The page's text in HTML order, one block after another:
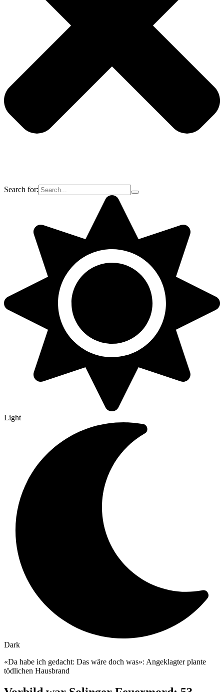
Search for:
Light
Dark
«Da habe ich gedacht: Das wäre doch was»: Angeklagter plante
tödlichen Hausbrand